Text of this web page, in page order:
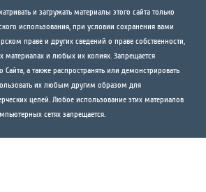
и загружать материалы этого сайта только
использования, при условии сохранения вами
праве и других сведений о праве собственности,
материалах и любых их копиях. Запрещается
Сайта, а также распространять или демонстрировать
их любым другим образом для
целей. Любое использование этих материалов
сетях запрещается.